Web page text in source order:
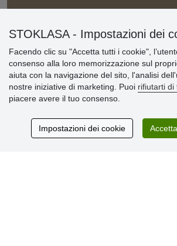
» Impostazioni dei cookie
» Termini & Condizioni
» Informativa sulla Privacy
» Consegna e pagamento
» Garanzia e resi
» Programma fedeltà
Recensioni
STOKLASA - Impostazioni dei
Facendo clic su "Accetta tutti i cookie",
consenso alla loro memorizzazione sul
aiuta con la navigazione del sito, l'analisi
nostre iniziative di marketing. Puoi rifiutarti di
piacere avere il tuo consenso.
Impostazioni dei cookie